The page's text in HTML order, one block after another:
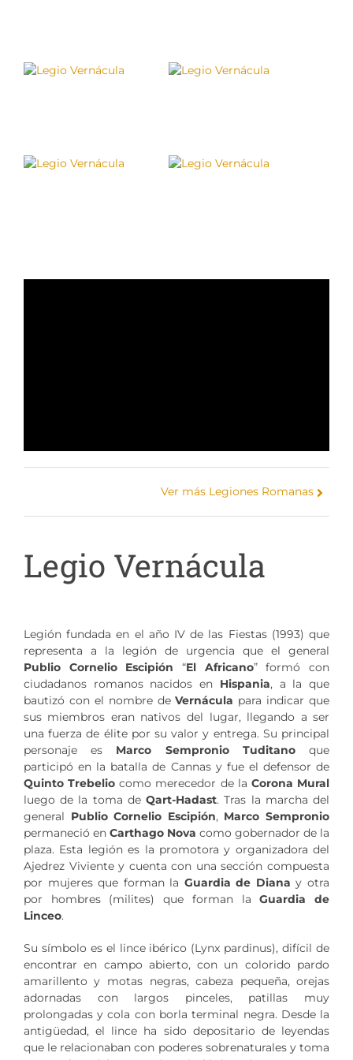
Ver más Legiones Romanas
Legio Vernácula
Legión fundada en el año IV de las Fiestas (1993) que
representa a la legión de urgencia que el general
Publio Cornelio Escipión “El Africano” formó con
ciudadanos romanos nacidos en Hispania, a la que
bautizó con el nombre deVernácula para indicar que
sus miembros eran nativos del lugar, llegando a ser
una fuerza de élite por su valor y entrega. Su principal
personaje es Marco Sempronio Tuditanoque
participó en la batalla de Cannas y fue el defensor de
Quinto Trebelio como merecedor de la Corona Mural
luego de la toma deQart-Hadast. Tras la marcha del
general Publio Cornelio Escipión, Marco Sempronio
permaneció en Carthago Nova como gobernador de la
plaza. Esta legión es la promotora y organizadora del
Ajedrez Viviente y cuenta con una sección compuesta
por mujeres que forman la Guardia de Diana y otra
por hombres (milites) que forman laGuardia de
Linceo.
Su símbolo es el lince ibérico (Lynx pardinus), difícil de
encontrar en campo abierto, con un colorido pardo
amarillento y motas negras, cabeza pequeña, orejas
adornadas con largos pinceles, patillas muy
prolongadas y cola con borla terminal negra. Desde la
antigüedad, el lince ha sido depositario de leyendas
que le relacionaban con poderes sobrenaturales y toma